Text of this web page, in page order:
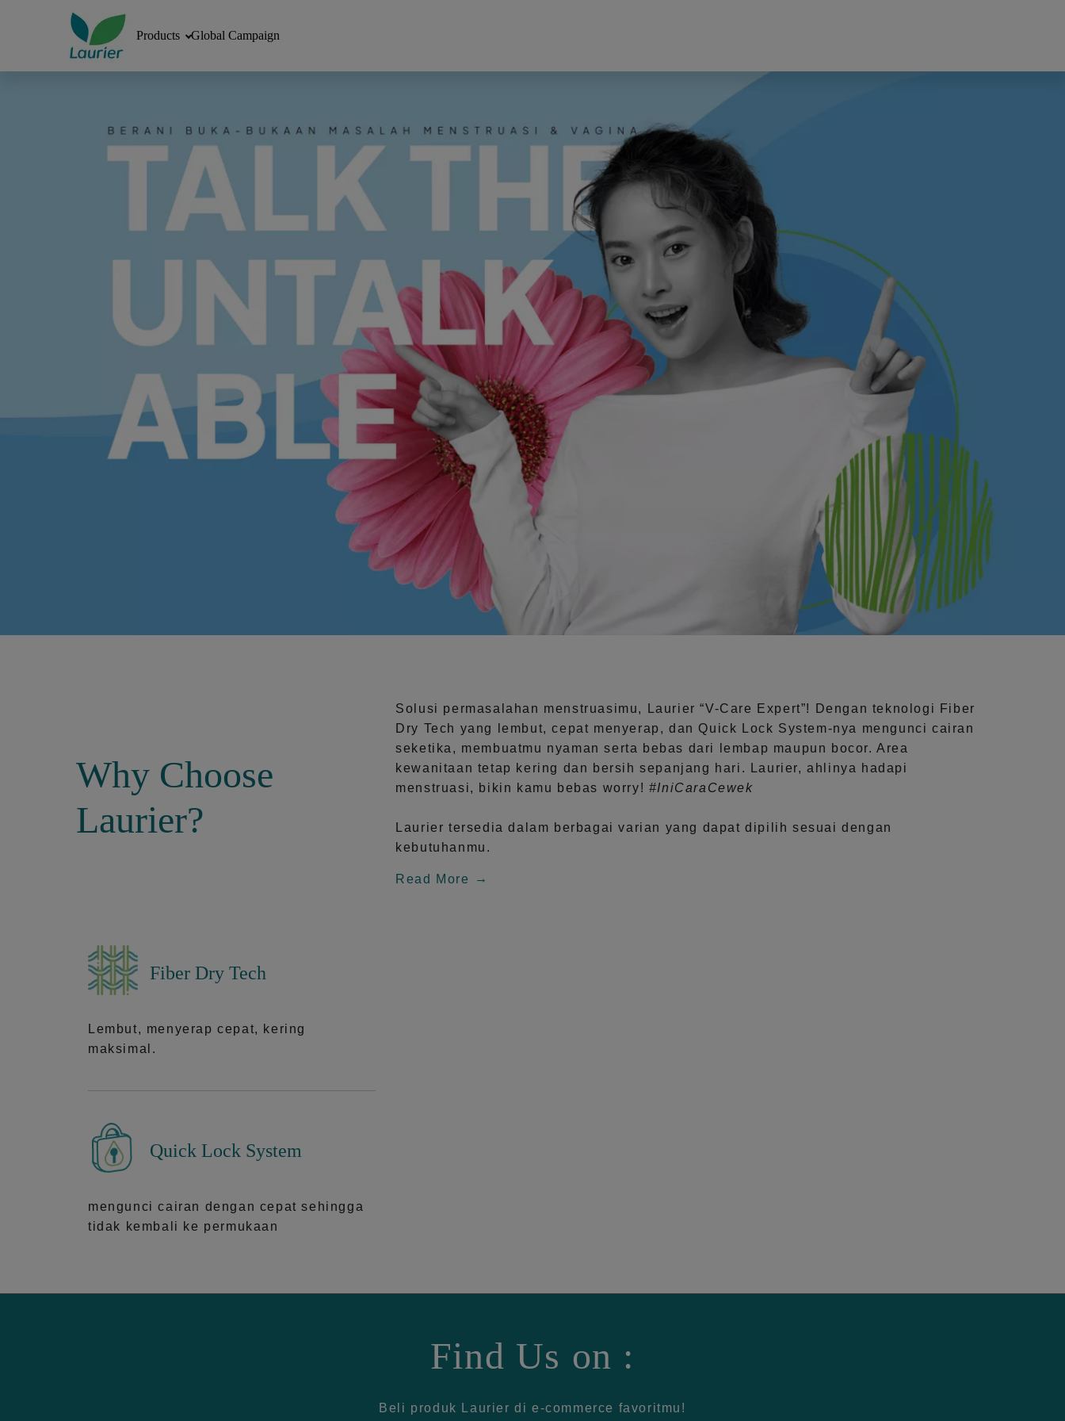
Products Global Campaign
Why Choose
Laurier?
Solusi permasalahan menstruasimu, Laurier“V-Care Expert”! Dengan teknologi
Fiber
Dry Tech yang lembut, cepat menyerap, dan Quick Lock System-nya mengunci cairan
seketika, membuatmu nyaman serta bebas dari lembap maupun bocor. Area
kewanitaan tetap kering dan bersih sepanjang hari.
Laurier, ahlinya hadapi
menstruasi, bikin kamu bebas worry! #IniCaraCewek
Laurier tersedia dalam berbagai varian yang dapat dipilih sesuai dengan
kebutuhanmu.
Read More
Fiber Dry Tech
Lembut, menyerap cepat, kering
maksimal.
Quick Lock System
mengunci cairan dengan cepat sehingga
tidak kembali ke permukaan
Find Us on :
Beli produk Laurier di e-commerce favoritmu!